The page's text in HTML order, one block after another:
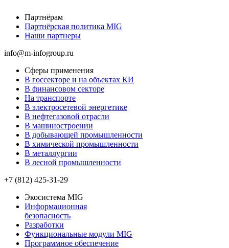
Партнёрам
Партнёрская политика MIG
Наши партнеры
info@m-infogroup.ru
Сферы применения
В госсекторе и на объектах КИ
В финансовом секторе
На транспорте
В электросетевой энергетике
В нефтегазовой отрасли
В машиностроении
В добывающей промышленности
В химической промышленности
В металлургии
В лесной промышленности
+7 (812) 425-31-29
Экосистема MIG
Информационная
безопасность
Разработки
Функциональные модули MIG
Программное обеспечение